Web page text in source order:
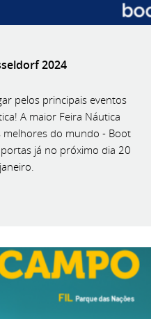
2024
pelos principais eventos
A maior Feira Náutica
melhores do mundo - Boot
já no próximo dia 20